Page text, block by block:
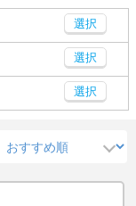
選択
選択